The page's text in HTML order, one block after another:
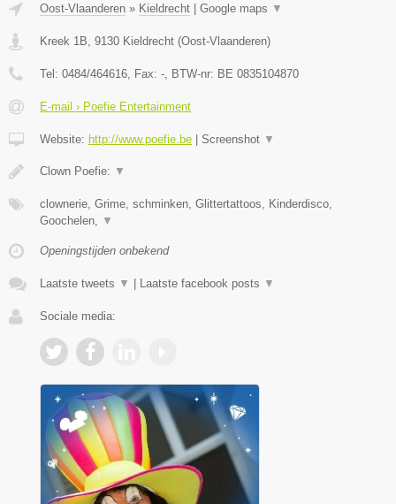
Oost-Vlaanderen » Kieldrecht | Google maps ▼
Kreek 1B 9130 Kieldrecht (Oost-Vlaanderen)
Tel: 0484/464616 , Fax: - , BTW-nr: BE 0835104870
E-mail › Poefie Entertainment
Website: http://www.poefie.be | Screenshot ▼
Clown Poefie: ▼
clownerie, Grime, schminken, Glittertattoos, Kinderdisco,
Goochelen,
▼
Openingstijden onbekend
Laatste tweets ▼ | Laatste facebook posts ▼
Sociale media: